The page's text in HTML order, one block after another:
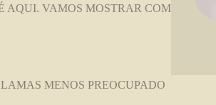
AQUI. VAMOS MOSTRAR COM
MENOS PREOCUPADO